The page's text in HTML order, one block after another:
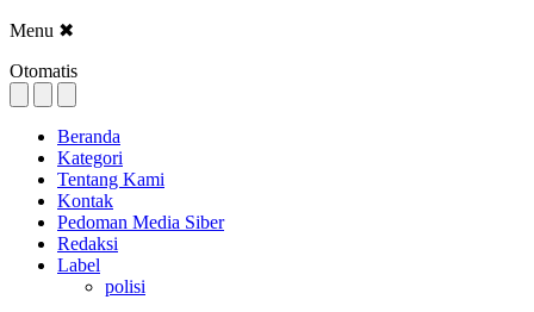
Menu ✖
Otomatis
Beranda
Kategori
Tentang Kami
Kontak
Pedoman Media Siber
Redaksi
Label
polisi